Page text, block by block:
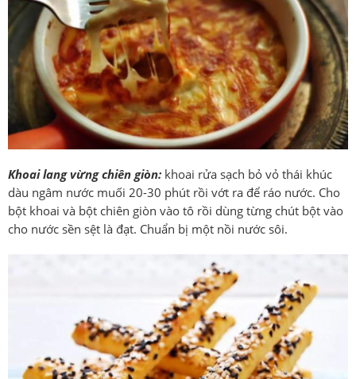
Khoai lang vừng chiên giòn: khoai rửa sạch bỏ vỏ thái khúc
dàu ngâm nước muối 20-30 phút rồi vớt ra để ráo nước. Cho
bột khoai và bột chiên giòn vào tô rồi dùng từng chút bột vào
cho nước sền sệt là đạt. Chuẩn bị một nồi nước sôi.